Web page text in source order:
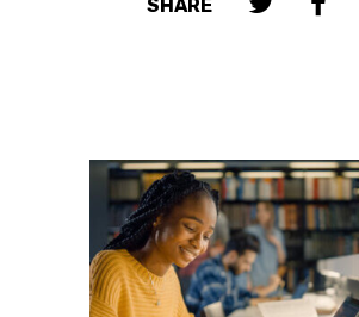
SHARE